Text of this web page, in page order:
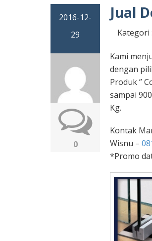
2016-12-
29
0
Jual
Kategori :
Kami
dengan
Produk ”
sampai
Kg.
Kontak
Wisnu –
*Promo